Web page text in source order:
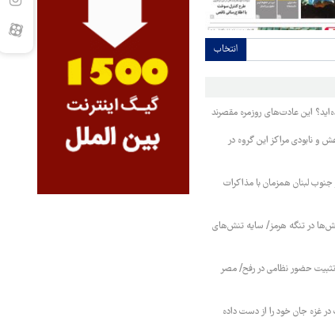
انتخاب
این عادت‌های روزمره مقصرند
و نابودی مراکز این گروه در
لبنان همزمان با مذاکرات
در تنگه هرمز/ سایه تنش‌های
تثبیت حضور نظامی در رفح/ مصر
غزه جان خود را از دست داده